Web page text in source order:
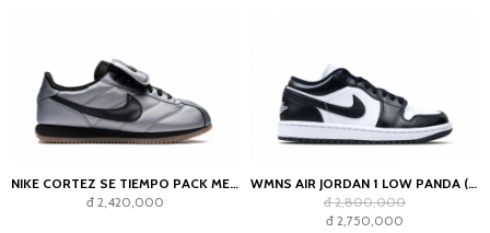
NIKE CORTEZ SE TIEMPO PACK METALLIC COOL GREY
đ 2,420,000
WMNS AIR JORDAN 1 LOW PANDA (2023)
đ 2,800,000
đ 2,750,000